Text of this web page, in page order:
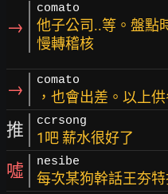
→
comato
他子公司..等。盤點
慢轉稽核
→ comato
，也會出差。以上
推 ccrsong
1吧 薪水很好了
噓 nesibe
每次某狗幹話王夯